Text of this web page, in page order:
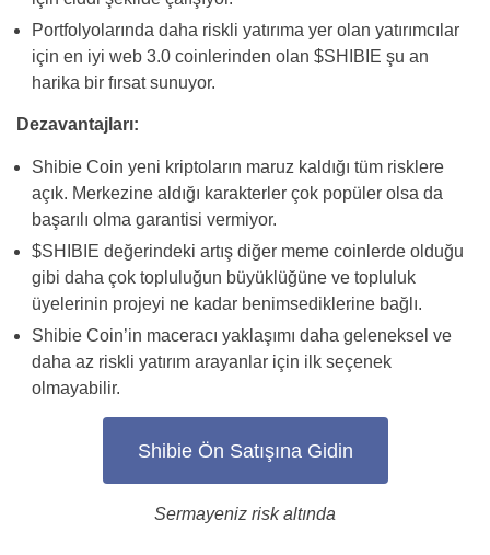
Portfolyolarında daha riskli yatırıma yer olan yatırımcılar
için en iyi web 3.0 coinlerinden olan $SHIBIE şu an
harika bir fırsat sunuyor.
Dezavantajları:
Shibie Coin yeni kriptoların maruz kaldığı tüm risklere
açık. Merkezine aldığı karakterler çok popüler olsa da
başarılı olma garantisi vermiyor.
$SHIBIE değerindeki artış diğer meme coinlerde olduğu
gibi daha çok topluluğun büyüklüğüne ve topluluk
üyelerinin projeyi ne kadar benimsediklerine bağlı.
Shibie Coin’in maceracı yaklaşımı daha geleneksel ve
daha az riskli yatırım arayanlar için ilk seçenek
olmayabilir.
Shibie Ön Satışına Gidin
Sermayeniz risk altında